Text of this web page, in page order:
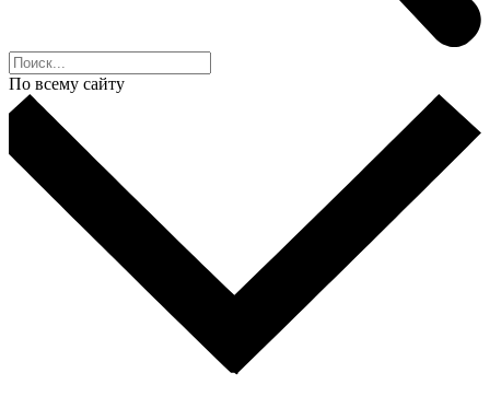
По всему сайту